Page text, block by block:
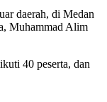
daerah, di Medan
Muhammad Alim
40 peserta, dan